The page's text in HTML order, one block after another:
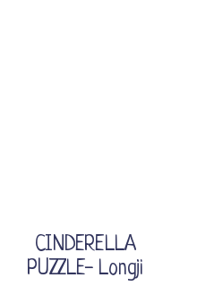
Додади во кошничка
CINDERELLA
PUZZLE- Longji